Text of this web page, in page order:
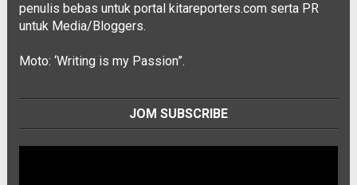
penulis bebas untuk portal kitareporters.com serta PR
untuk Media/Bloggers.
Moto: ‘Writing is my Passion”.
JOM SUBSCRIBE